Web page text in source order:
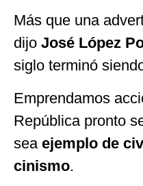
Más que una
dijo José López
siglo terminó
Emprendamos
República pronto
sea ejemplo de
cinismo.